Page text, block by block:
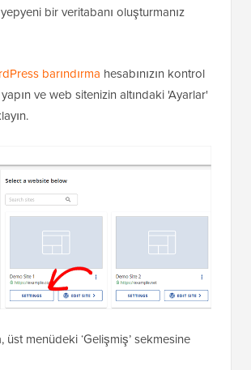
bir veritabanı oluşturmanız
barındırma hesabınızın kontrol
ve web sitenizin altındaki 'Ayarlar'
üst menüdeki ‘Gelişmiş’ sekmesine